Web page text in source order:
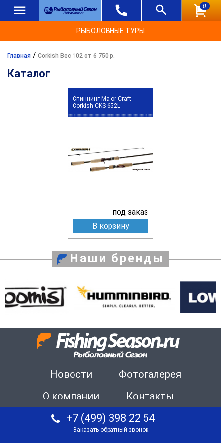
0
РЫБОЛОВНЫЕ ТУРЫ
Главная / Corkish Вес 102 от 6 750 р.
Каталог
Спиннинг Major Craft
Corkish CKS-652L
под заказ
В корзину
Наши бренды
Новости
Фотогалерея
О компании
Контакты
+7 (499) 398 22 54
Заказать обратный звонок